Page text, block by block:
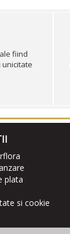
fiind
unicitate
plata
si cookie